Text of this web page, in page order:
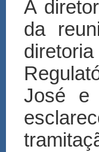
A
da
José e